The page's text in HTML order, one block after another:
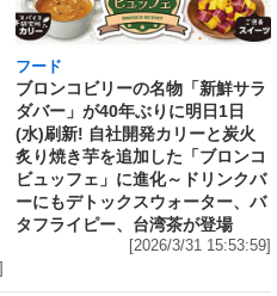
フード
ブロンコビリーの名物「新鮮サラ
ダバー」が40年ぶりに明日1日
(水)刷新! 自社開発カリーと炭火
炙り焼き芋を追加した「ブロンコ
ビュッフェ」に進化～ドリンクバ
ーにもデトックスウォーター、バ
タフライピー、台湾茶が登場
[2026/3/31 15:53:59]